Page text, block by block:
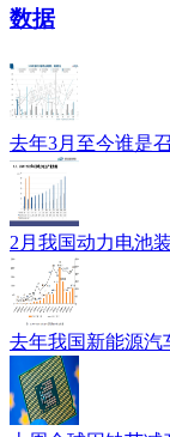
数据
去年3月至今谁是
2月我国动力电池
去年我国新能源汽